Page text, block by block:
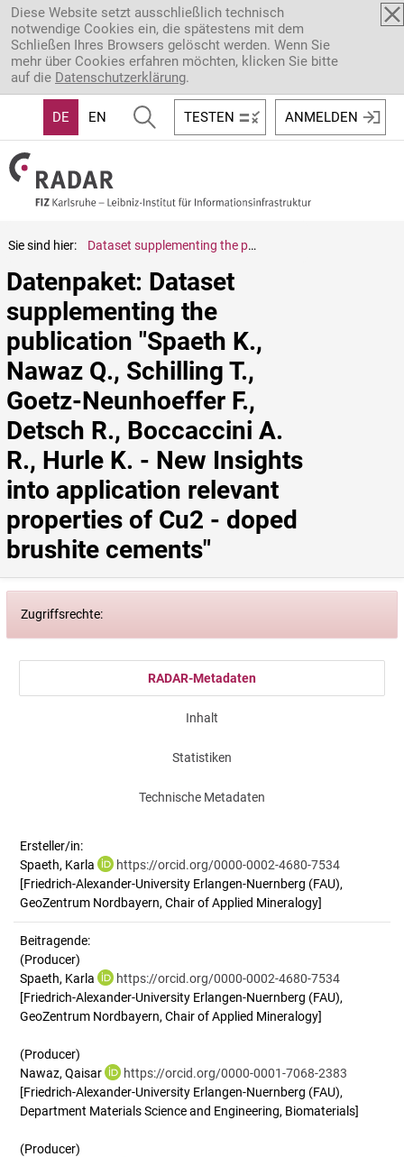
Direkt zum Inhalt
Diese Website setzt ausschließlich technisch
notwendige Cookies ein, die spätestens mit dem
Schließen Ihres Browsers gelöscht werden. Wenn Sie
mehr über Cookies erfahren möchten, klicken Sie bitte
auf die Datenschutzerklärung.
DE EN TESTEN ANMELDEN
Sie sind hier: Dataset supplementing the publication "Spaeth K., Nawaz Q., Schilling T., Goetz-Neunhoeffer F., Detsch R., Boccaccini A. R., Hurle K. - New Insights into application relevant properties of Cu2 - doped brushite cements"
Datenpaket: Dataset
supplementing the
publication "Spaeth K.,
Nawaz Q., Schilling T.,
Goetz-Neunhoeffer F.,
Detsch R., Boccaccini A.
R., Hurle K. - New Insights
into application relevant
properties of Cu2 - doped
brushite cements"
Zugriffsrechte:
RADAR-Metadaten
Inhalt
Statistiken
Technische Metadaten
Ersteller/in:
Spaeth, Karla
https://orcid.org/0000-0002-4680-7534
[Friedrich-Alexander-University Erlangen-Nuernberg (FAU),
GeoZentrum Nordbayern, Chair of Applied Mineralogy]
Beitragende:
(Producer)
Spaeth, Karla
https://orcid.org/0000-0002-4680-7534
[Friedrich-Alexander-University Erlangen-Nuernberg (FAU),
GeoZentrum Nordbayern, Chair of Applied Mineralogy]
(Producer)
Nawaz, Qaisar
https://orcid.org/0000-0001-7068-2383
[Friedrich-Alexander-University Erlangen-Nuernberg (FAU),
Department Materials Science and Engineering, Biomaterials]
(Producer)